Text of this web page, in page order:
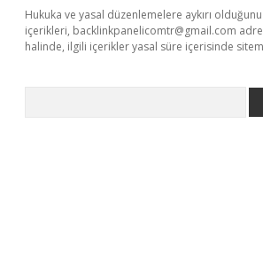
Hukuka ve yasal düzenlemelere aykırı
içerikleri, backlinkpanelicomtr@gmail.com
halinde, ilgili içerikler yasal süre içerisinde